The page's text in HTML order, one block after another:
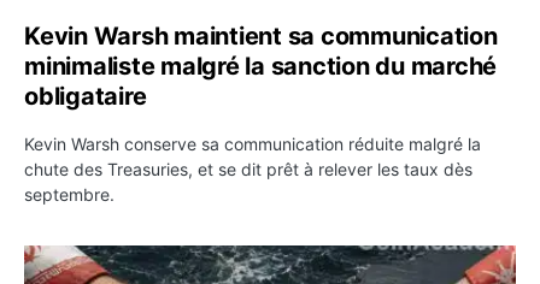
Kevin Warsh maintient sa communication
minimaliste malgré la sanction du marché
obligataire
Kevin Warsh conserve sa communication réduite malgré la
chute des Treasuries, et se dit prêt à relever les taux dès
septembre.
Ormuz : l’Iran annonce un accord avec Oman sur une